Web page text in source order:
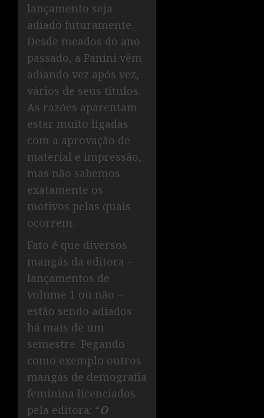
lançamento seja
adiado futuramente.
Desde meados do ano
passado, a Panini vêm
adiando vez após vez,
vários de seus títulos.
As razões aparentam
estar muito ligadas
com a aprovação de
material e impressão,
mas não sabemos
exatamente os
motivos pelas quais
ocorrem.
Fato é que diversos
mangás da editora –
lançamentos de
volume 1 ou não –
estão sendo adiados
há mais de um
semestre. Pegando
como exemplo outros
mangás de demografia
feminina licenciados
pela editora: “O